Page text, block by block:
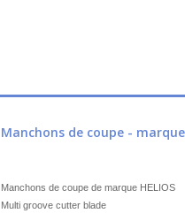
Manchons de coupe - marque
Manchons de coupe de marque HELIOS
Multi groove cutter blade